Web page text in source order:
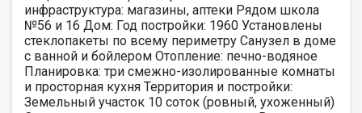
инфраструктура: магазины, аптеки Рядом школа
№56 и 16 Дом: Год постройки: 1960 Установлены
стеклопакеты по всему периметру Санузел в доме
с ванной и бойлером Отопление: печно-водяное
Планировка: три смежно-изолированные комнаты
и просторная кухня Территория и постройки:
Земельный участок 10 соток (ровный, ухоженный)